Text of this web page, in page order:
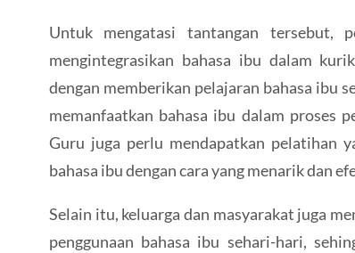
Untuk mengatasi tantangan tersebut,
mengintegrasikan bahasa ibu dalam
dengan memberikan pelajaran bahasa ibu
memanfaatkan bahasa ibu dalam proses
Guru juga perlu mendapatkan pelatihan
bahasa ibu dengan cara yang menarik dan
Selain itu, keluarga dan masyarakat juga
penggunaan bahasa ibu sehari-hari,